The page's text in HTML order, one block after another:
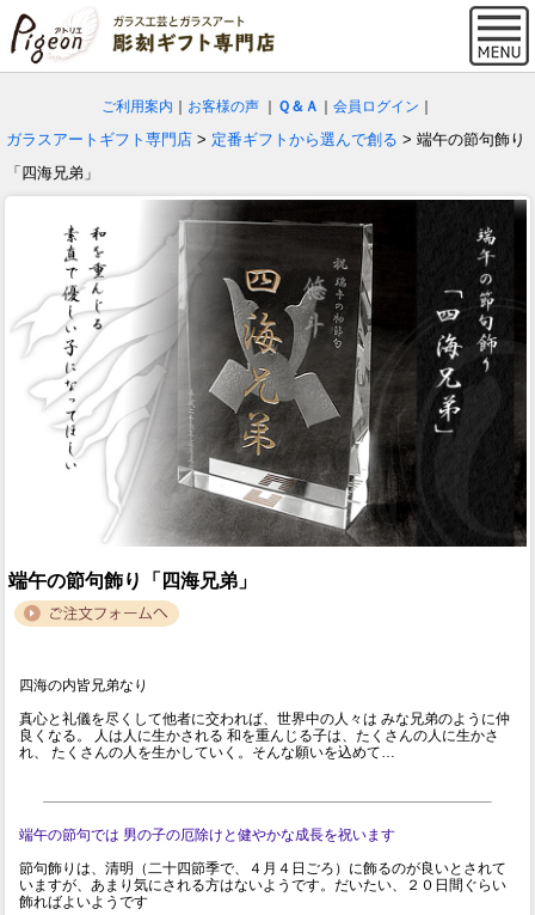
ご利用案内 お客様の声 Ｑ＆Ａ 会員ログイン
ガラスアートギフト専門店 > 定番ギフトから選んで創る > 端午の節句飾り
「四海兄弟」
端午の節句飾り「四海兄弟」
四海の内皆兄弟なり
真心と礼儀を尽くして他者に交われば、世界中の人々は みな兄弟のように仲
良くなる。 人は人に生かされる 和を重んじる子は、たくさんの人に生かさ
れ、 たくさんの人を生かしていく。そんな願いを込めて…
端午の節句では 男の子の厄除けと健やかな成長を祝います
節句飾りは、清明（二十四節季で、４月４日ごろ）に飾るのが良いとされて
いますが、あまり気にされる方はないようです。だいたい、２０日間ぐらい
飾ればよいようです